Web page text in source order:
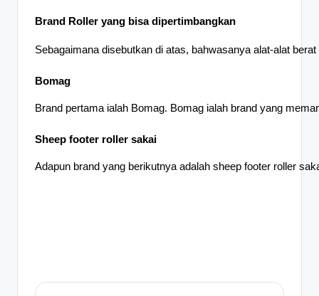
Brand Roller yang bisa dipertimbangkan
Sebagaimana disebutkan di atas, bahwasanya alat-alat
Bomag
Brand pertama ialah Bomag. Bomag ialah brand yang
Sheep footer roller sakai
Adapun brand yang berikutnya adalah sheep footer roller